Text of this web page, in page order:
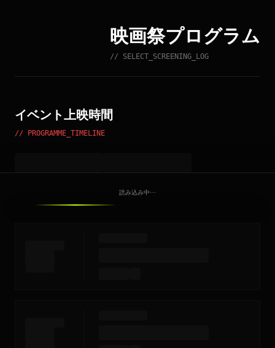
映画祭プログラム
// SELECT_SCREENING_LOG
イベント上映時間
// PROGRAMME_TIMELINE
読み込み中⋯